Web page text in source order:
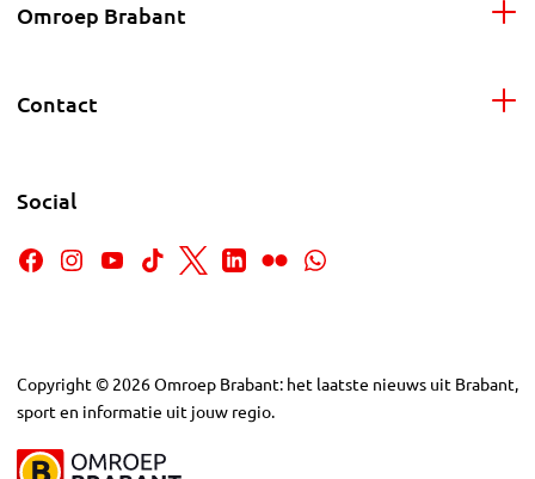
Omroep Brabant
Contact
Social
Copyright © 2026Omroep Brabant: het laatste nieuws uit Brabant,
sport en informatie uit jouw regio.